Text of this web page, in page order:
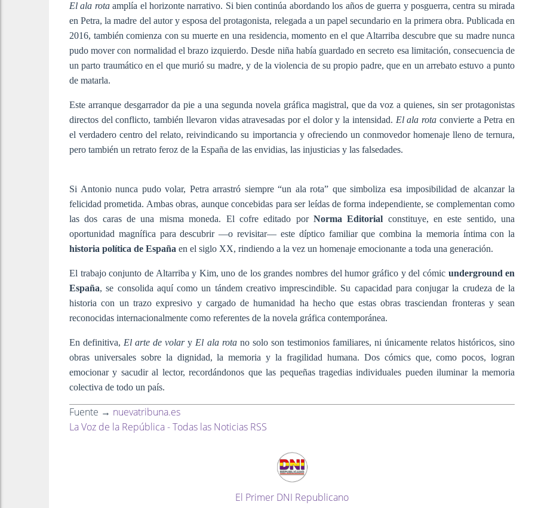
El ala rotaamplía el horizonte narrativo. Si bien continúa abordando los años de guerra y posguerra, centra su mirada
en Petra, la madre del autor y esposa del protagonista, relegada a un papel secundario en la primera obra. Publicada en
2016, también comienza con su muerte en una residencia, momento en el que Altarriba descubre que su madre nunca
pudo mover con normalidad el brazo izquierdo. Desde niña había guardado en secreto esa limitación, consecuencia de
un parto traumático en el que murió su madre, y de la violencia de su propio padre, que en un arrebato estuvo a punto
de matarla.
Este arranque desgarrador da pie a una segunda novela gráfica magistral, que da voz a quienes, sin ser protagonistas
directos del conflicto, también llevaron vidas atravesadas por el dolor y la intensidad. El ala rota convierte a Petra en
el verdadero centro del relato, reivindicando su importancia y ofreciendo un conmovedor homenaje lleno de ternura,
pero también un retrato feroz de la España de las envidias, las injusticias y las falsedades.
Si Antonio nunca pudo volar, Petra arrastró siempre “un ala rota” que simboliza esa imposibilidad de alcanzar la
felicidad prometida. Ambas obras, aunque concebidas para ser leídas de forma independiente, se complementan como
las dos caras de una misma moneda. El cofre editado porNorma Editorial constituye, en este sentido, una
oportunidad magnífica para descubrir —o revisitar— este díptico familiar que combina la memoria íntima con la
historia política de España en el siglo XX, rindiendo a la vez un homenaje emocionante a toda una generación.
El trabajo conjunto de Altarriba y Kim, uno de los grandes nombres del humor gráfico y del cómic underground en
España, se consolida aquí como un tándem creativo imprescindible. Su capacidad para conjugar la crudeza de la
historia con un trazo expresivo y cargado de humanidad ha hecho que estas obras trasciendan fronteras y sean
reconocidas internacionalmente como referentes de la novela gráfica contemporánea.
En definitiva, El arte de volary El ala rotano solo son testimonios familiares, ni únicamente relatos históricos, sino
obras universales sobre la dignidad, la memoria y la fragilidad humana. Dos cómics que, como pocos, logran
emocionar y sacudir al lector, recordándonos que las pequeñas tragedias individuales pueden iluminar la memoria
colectiva de todo un país.
Fuente → nuevatribuna.es
La Voz de la República - Todas las Noticias RSS
El Primer DNI Republicano